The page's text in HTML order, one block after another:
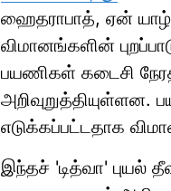
ஹைதராபாத், ஏன்
விமானங்களின்
பயணிகள் கடைசி
அறிவுறுத்தியுள்ளன.
எடுக்கப்பட்டதாக
இந்தச் 'டித்வா' புயல்